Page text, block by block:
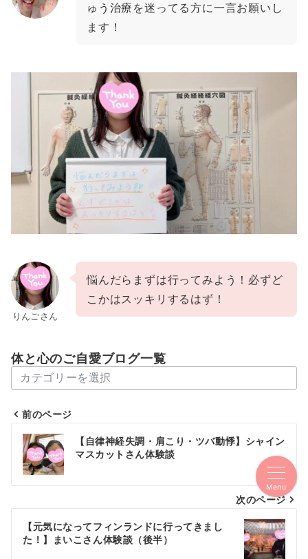
ゅう治療を迷ってる方に一言お願いし
ます！
りんごさん
悩んだらまずは行ってみよう！必ずど
こかはスッキリするはず！
体と心のご自愛ブログ一覧
体
と
心
の
ロ
投
稿
ナ
ビ
ー
前のページ
【自律神経失調・肩こり・ツバ動悸】シャイン
マスカットさん体験談
次のページ
【元気になってフィンランドに行ってきまし
た！】まいこさん体験談（後半）
Menu